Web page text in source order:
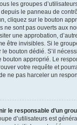
les groupes
le panneau de
cliquez sur le bouton
ne sont pas ouverts aux
une approbation,
être invisibles. Si le
bouton dédié. S’il
bouton approprié. Le
votre requête et
ne pas harceler un
le responsable d’un
d’utilisateurs est